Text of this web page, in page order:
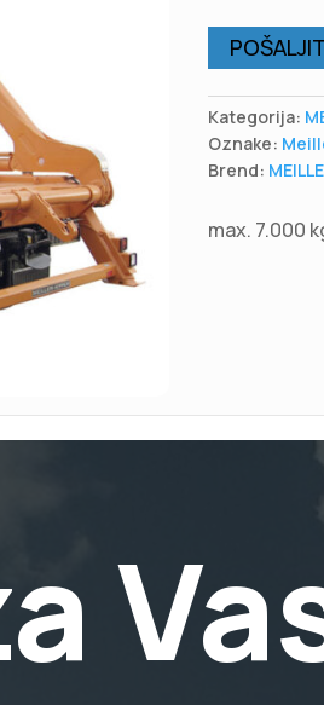
Kategorija:
Oznake:
Brend:
max. 7.000